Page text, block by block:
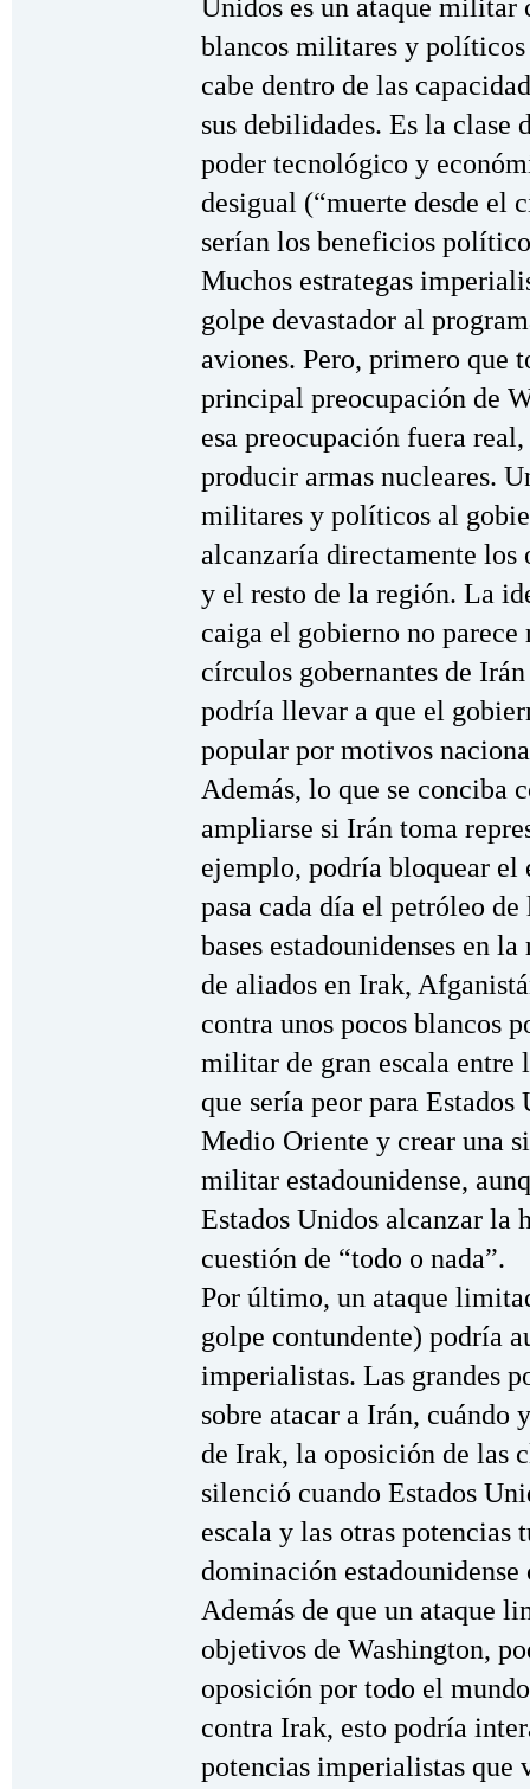
Unidos es un ataque militar
blancos militares y políticos
cabe dentro de las
sus debilidades. Es la clase
poder tecnológico y
desigual (“muerte desde el
serían los beneficios
Muchos estrategas
golpe devastador al
aviones. Pero, primero que
principal preocupación de
esa preocupación fuera
producir armas nucleares.
militares y políticos al
alcanzaría directamente los
y el resto de la región. La
caiga el gobierno no
círculos gobernantes de
podría llevar a que el
popular por motivos
Además, lo que se conciba
ampliarse si Irán toma
ejemplo, podría bloquear el
pasa cada día el petróleo
bases estadounidenses en
de aliados en Irak,
contra unos pocos blancos
militar de gran escala entre
que sería peor para
Medio Oriente y crear una
militar estadounidense,
Estados Unidos alcanzar la
cuestión de “todo o nada”.
Por último, un ataque
golpe contundente) podría
imperialistas. Las grandes
sobre atacar a Irán, cuándo
de Irak, la oposición de las
silenció cuando Estados
escala y las otras potencias
dominación
Además de que un ataque
objetivos de Washington,
oposición por todo el
contra Irak, esto podría
potencias imperialistas que